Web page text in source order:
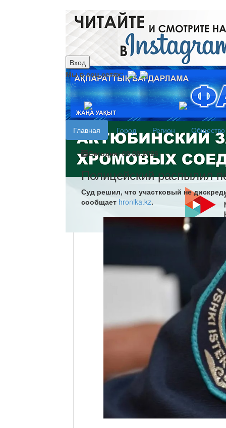
Вход
Мы в соц.сетях:
рус
каз
Главная Город Регион Общество
Сегодня: 09.08.2026
Полицейский распылил
Суд решил, что участковый не
сообщает hronika.kz.